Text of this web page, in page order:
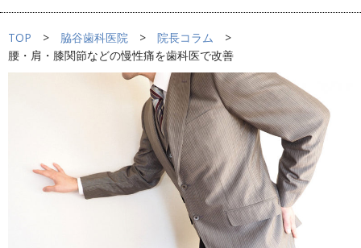
TOP 脇谷歯科医院
院長コラム
腰・肩・膝関節などの慢性痛を歯科医で改善